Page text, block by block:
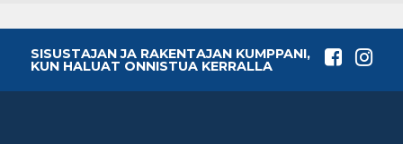
SISUSTAJAN JA RAKENTAJAN KUMPPANI,
KUN HALUAT ONNISTUA KERRALLA